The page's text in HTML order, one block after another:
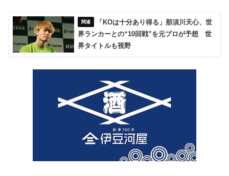
「KOは十分あり得る」那須川天心、世
界ランカーとの“10回戦”を元プロが予想 世
界タイトルも視野